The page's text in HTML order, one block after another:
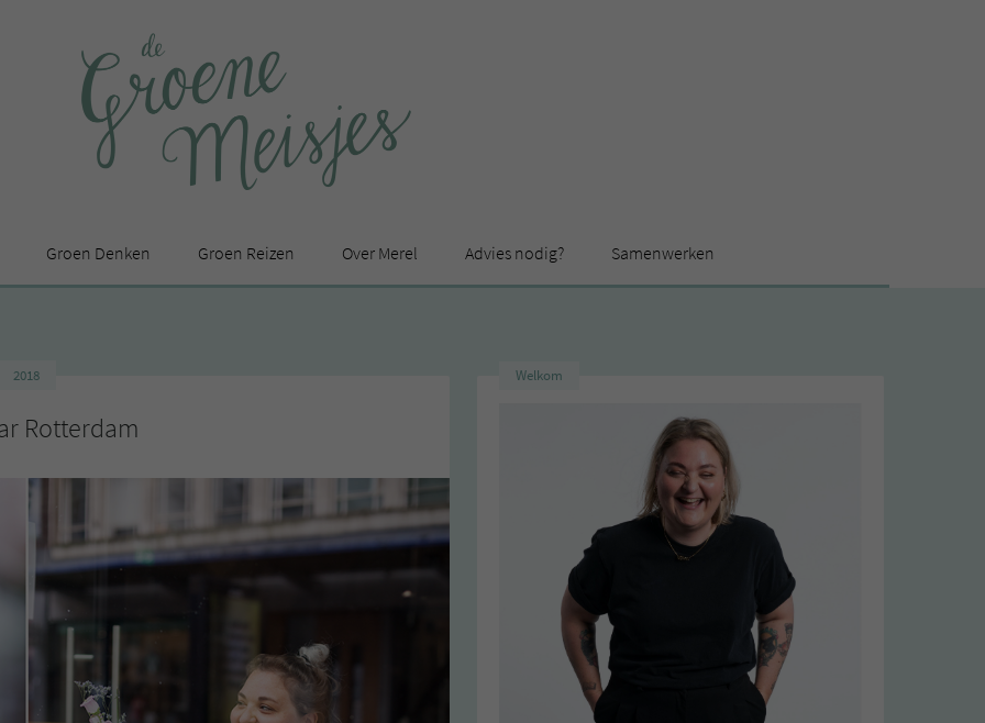
Groen Denken Groen Reizen Over Merel Advies nodig? Samenwerken
2018
Rotterdam
Welkom